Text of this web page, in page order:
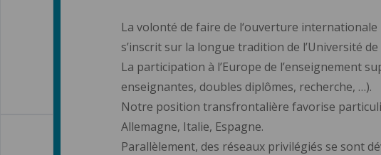
La volonté de faire de l‘ouverture
s’inscrit sur la longue tradition de l’Université
La participation à l’Europe de l’enseignement
enseignantes, doubles diplômes, recherche, …).
Notre position transfrontalière favorise
Allemagne, Italie, Espagne.
Parallèlement, des réseaux privilégiés se sont